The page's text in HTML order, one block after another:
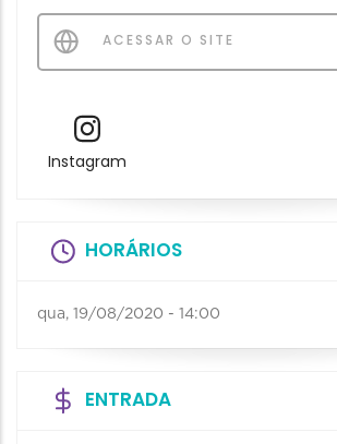
ACESSAR O SITE
Instagram
HORÁRIOS
qua, 19/08/2020 - 14:00
ENTRADA